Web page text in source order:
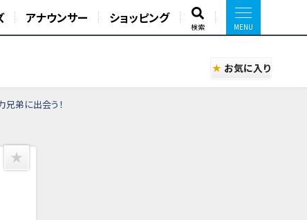
アナウンサー ショッピング
検索
お気に入り
兄弟に出会う！